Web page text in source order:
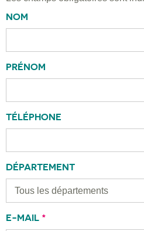
NOM
PRÉNOM
TÉLÉPHONE
DÉPARTEMENT
E-MAIL *